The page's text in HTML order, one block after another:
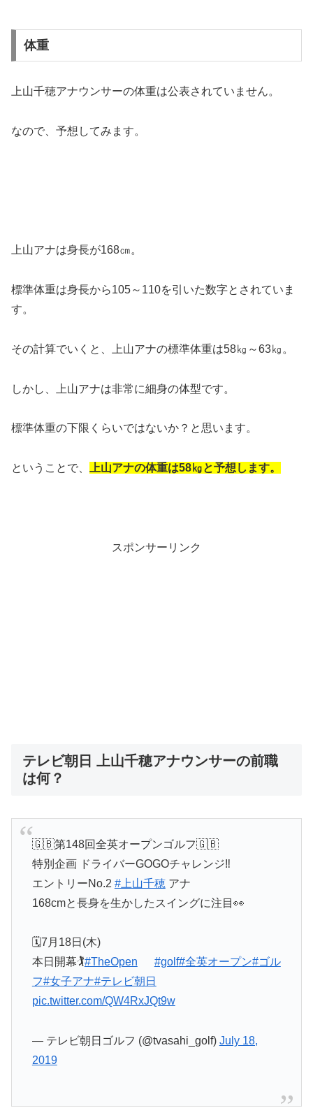
体重
上山千穂アナウンサーの体重は公表されていません。
なので、予想してみます。
上山アナは身長が168㎝。
標準体重は身長から105～110を引いた数字とされていま
す。
その計算でいくと、上山アナの標準体重は58㎏～63㎏。
しかし、上山アナは非常に細身の体型です。
標準体重の下限くらいではないか？と思います。
ということで、 上山アナの体重は58㎏と予想します。
スポンサーリンク
テレビ朝日 上山千穂アナウンサーの前職
は何？
🇬🇧第148回全英オープンゴルフ🇬🇧
特別企画 ドライバーGOGOチャレンジ‼️
エントリーNo.2 #上山千穂アナ
168cmと長身を生かしたスイングに注目👀
🗓7月18日(木)
本日開幕🏌️#TheOpen #golf#全英オープン#ゴル
フ#女子アナ#テレビ朝日
pic.twitter.com/QW4RxJQt9w
— テレビ朝日ゴルフ (@tvasahi_golf) July 18,
2019